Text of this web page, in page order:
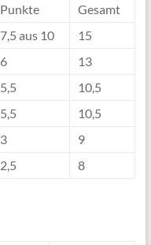
Punkte
Gesamt
7,5 aus 10
15
6
13
5,5
10,5
5,5
10,5
3
9
2,5 8